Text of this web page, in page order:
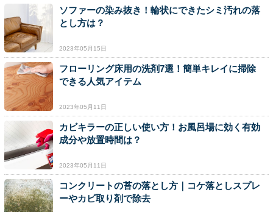
ソファーの染み抜き！輪状にできたシミ汚れの落
とし方は？
2023年05月15日
フローリング床用の洗剤7選！簡単キレイに掃除
できる人気アイテム
2023年05月11日
カビキラーの正しい使い方！お風呂場に効く有効
成分や放置時間は？
2023年05月11日
コンクリートの苔の落とし方｜コケ落としスプレ
ーやカビ取り剤で除去